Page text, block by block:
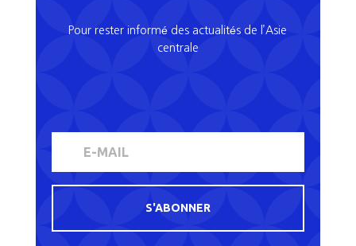
Pour rester informé des actualités de l’Asie
centrale
S'ABONNER